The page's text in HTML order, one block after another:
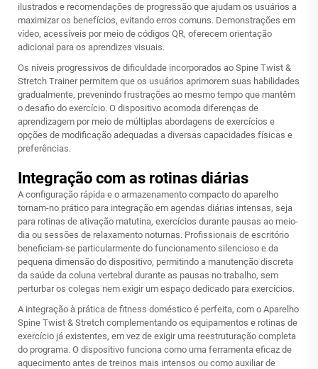
ilustrados e recomendações de progressão que ajudam os usuários a
maximizar os benefícios, evitando erros comuns. Demonstrações em
vídeo, acessíveis por meio de códigos QR, oferecem orientação
adicional para os aprendizes visuais.
Os níveis progressivos de dificuldade incorporados ao Spine Twist &
Stretch Trainer permitem que os usuários aprimorem suas habilidades
gradualmente, prevenindo frustrações ao mesmo tempo que mantêm
o desafio do exercício. O dispositivo acomoda diferenças de
aprendizagem por meio de múltiplas abordagens de exercícios e
opções de modificação adequadas a diversas capacidades físicas e
preferências.
Integração com as rotinas diárias
A configuração rápida e o armazenamento compacto do aparelho
tornam-no prático para integração em agendas diárias intensas, seja
para rotinas de ativação matutina, exercícios durante pausas ao meio-
dia ou sessões de relaxamento noturnas. Profissionais de escritório
beneficiam-se particularmente do funcionamento silencioso e da
pequena dimensão do dispositivo, permitindo a manutenção discreta
da saúde da coluna vertebral durante as pausas no trabalho, sem
perturbar os colegas nem exigir um espaço dedicado para exercícios.
A integração à prática de fitness doméstico é perfeita, com o Aparelho
Spine Twist & Stretch complementando os equipamentos e rotinas de
exercício já existentes, em vez de exigir uma reestruturação completa
do programa. O dispositivo funciona como uma ferramenta eficaz de
aquecimento antes de treinos mais intensos ou como auxiliar de